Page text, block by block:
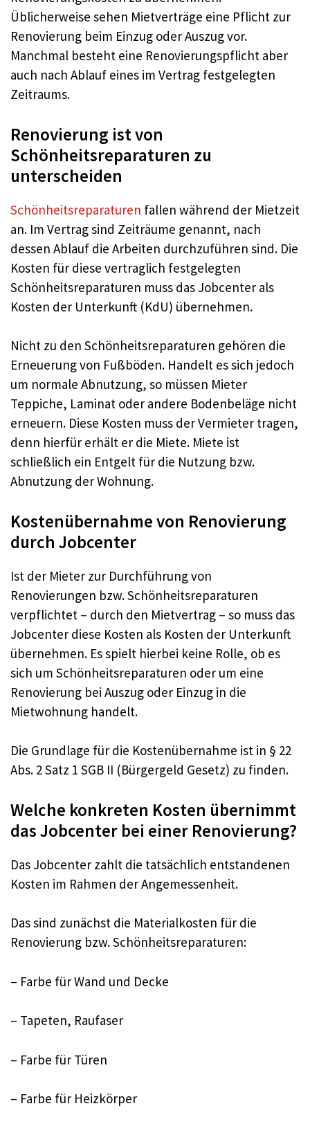
Üblicherweise sehen Mietverträge eine Pflicht zur
Renovierung beim Einzug oder Auszug vor.
Manchmal besteht eine Renovierungspflicht aber
auch nach Ablauf eines im Vertrag festgelegten
Zeitraums.
Renovierung ist von
Schönheitsreparaturen zu
unterscheiden
Schönheitsreparaturen fallen während der Mietzeit
an. Im Vertrag sind Zeiträume genannt, nach
dessen Ablauf die Arbeiten durchzuführen sind. Die
Kosten für diese vertraglich festgelegten
Schönheitsreparaturen muss das Jobcenter als
Kosten der Unterkunft (KdU) übernehmen.
Nicht zu den Schönheitsreparaturen gehören die
Erneuerung von Fußböden. Handelt es sich jedoch
um normale Abnutzung, so müssen Mieter
Teppiche, Laminat oder andere Bodenbeläge nicht
erneuern. Diese Kosten muss der Vermieter tragen,
denn hierfür erhält er die Miete. Miete ist
schließlich ein Entgelt für die Nutzung bzw.
Abnutzung der Wohnung.
Kostenübernahme von Renovierung
durch Jobcenter
Ist der Mieter zur Durchführung von
Renovierungen bzw. Schönheitsreparaturen
verpflichtet – durch den Mietvertrag – so muss das
Jobcenter diese Kosten als Kosten der Unterkunft
übernehmen. Es spielt hierbei keine Rolle, ob es
sich um Schönheitsreparaturen oder um eine
Renovierung bei Auszug oder Einzug in die
Mietwohnung handelt.
Die Grundlage für die Kostenübernahme ist in § 22
Abs. 2 Satz 1 SGB II (Bürgergeld Gesetz) zu finden.
Welche konkreten Kosten übernimmt
das Jobcenter bei einer Renovierung?
Das Jobcenter zahlt die tatsächlich entstandenen
Kosten im Rahmen der Angemessenheit.
Das sind zunächst die Materialkosten für die
Renovierung bzw. Schönheitsreparaturen:
– Farbe für Wand und Decke
– Tapeten, Raufaser
– Farbe für Türen
– Farbe für Heizkörper